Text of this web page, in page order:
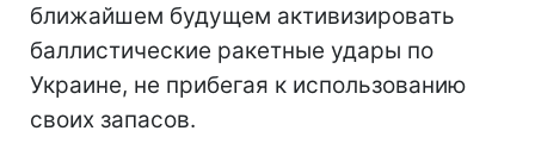
ближайшем будущем активизировать
баллистические ракетные удары по
Украине, не прибегая к использованию
своих запасов.